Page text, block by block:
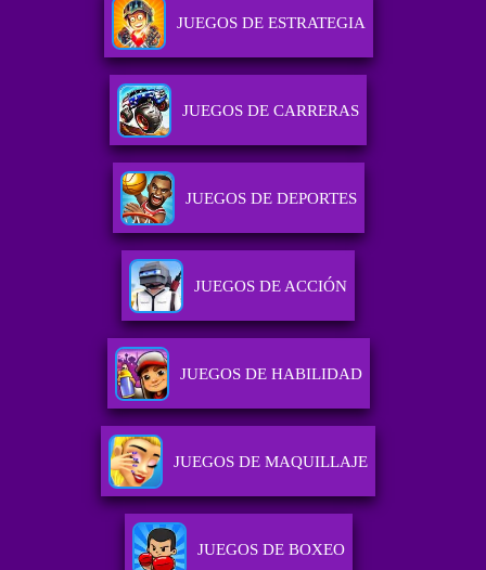
JUEGOS DE ESTRATEGIA
JUEGOS DE CARRERAS
JUEGOS DE DEPORTES
JUEGOS DE ACCIÓN
JUEGOS DE HABILIDAD
JUEGOS DE MAQUILLAJE
JUEGOS DE BOXEO